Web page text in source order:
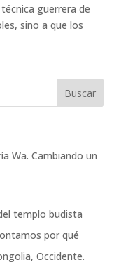
guerrera de
sino a que los
Wa. Cambiando un
templo budista
por qué
Occidente.